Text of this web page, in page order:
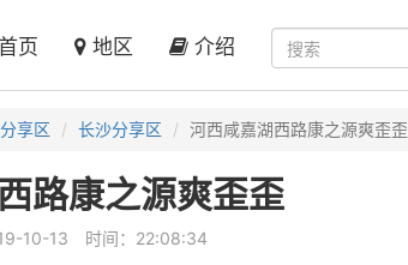
页 地区 介绍
享区 长沙分享区 河西咸嘉湖西路康之源爽歪歪
路康之源爽歪歪
10-13 时间：22:08:34